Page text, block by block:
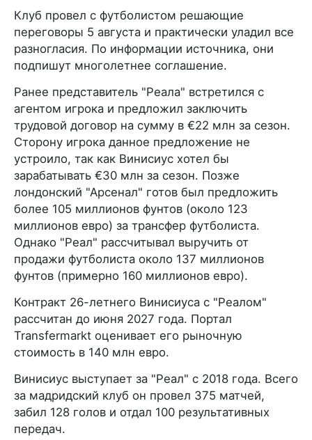
Клуб провел с футболистом решающие
переговоры 5 августа и практически уладил все
разногласия. По информации источника, они
подпишут многолетнее соглашение.
Ранее представитель "Реала" встретился с
агентом игрока и предложил заключить
трудовой договор на сумму в €22 млн за сезон.
Сторону игрока данное предложение не
устроило, так как Винисиус хотел бы
зарабатывать €30 млн за сезон. Позже
лондонский "Арсенал" готов был предложить
более 105 миллионов фунтов (около 123
миллионов евро) за трансфер футболиста.
Однако "Реал" рассчитывал выручить от
продажи футболиста около 137 миллионов
фунтов (примерно 160 миллионов евро).
Контракт 26-летнего Винисиуса с "Реалом"
рассчитан до июня 2027 года. Портал
Transfermarkt оценивает его рыночную
стоимость в 140 млн евро.
Винисиус выступает за "Реал" с 2018 года. Всего
за мадридский клуб он провел 375 матчей,
забил 128 голов и отдал 100 результативных
передач.